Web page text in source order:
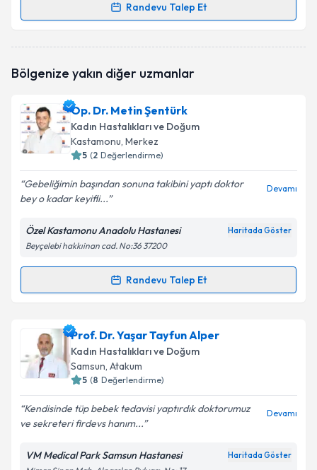
Randevu Talep Et
Randevu Takvimi Talebi
oluşturun. Size bu uzmandan randevu almanız için bir
E-posta Adresiniz
Kişisel verilerimin işlenmesine ilişkinAydınlatma
Metni'ni okudum ve kişisel verilerimin belirtilen
Bölgenize yakın diğer uzmanlar
Op. Dr. Metin Şentürk
Kadın Hastalıkları ve Doğum
Kastamonu, Merkez
5 (2 Değerlendirme)
Gebeliğimin başından sonuna takibini yaptı doktor
bey o kadar keyifli...
Devamı
Özel Kastamonu Anadolu Hastanesi Haritada Göster
Beyçelebi hakkıinan cad. No:36 37200
Randevu Talep Et
Randevu Takvimi Talebi
Op. Dr. Metin Şentürkiçin randevu takvimi talebi
oluşturun. Size bu uzmandan randevu almanız için bir
takvim hazırlandığında e-posta ile bilgilendireceğiz.
Kişisel verilerimin işlenmesine ilişkin
Aydınlatma
Prof. Dr. Yaşar Tayfun Alper
Kadın Hastalıkları ve Doğum
Samsun, Atakum
5 (8 Değerlendirme)
Kendisinde tüp bebek tedavisi yaptırdık doktorumuz
ve sekreteri firdevs hanım...
Devamı
VM Medical Park Samsun Hastanesi Haritada Göster